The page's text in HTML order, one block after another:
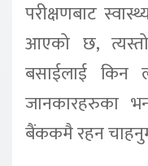
परीक्षणबाट
आएको छ,
बसाईलाई किन
जानकारहरुका
बैंककमै रहन